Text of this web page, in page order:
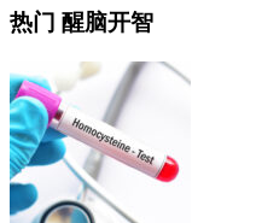
热门 醒脑开智